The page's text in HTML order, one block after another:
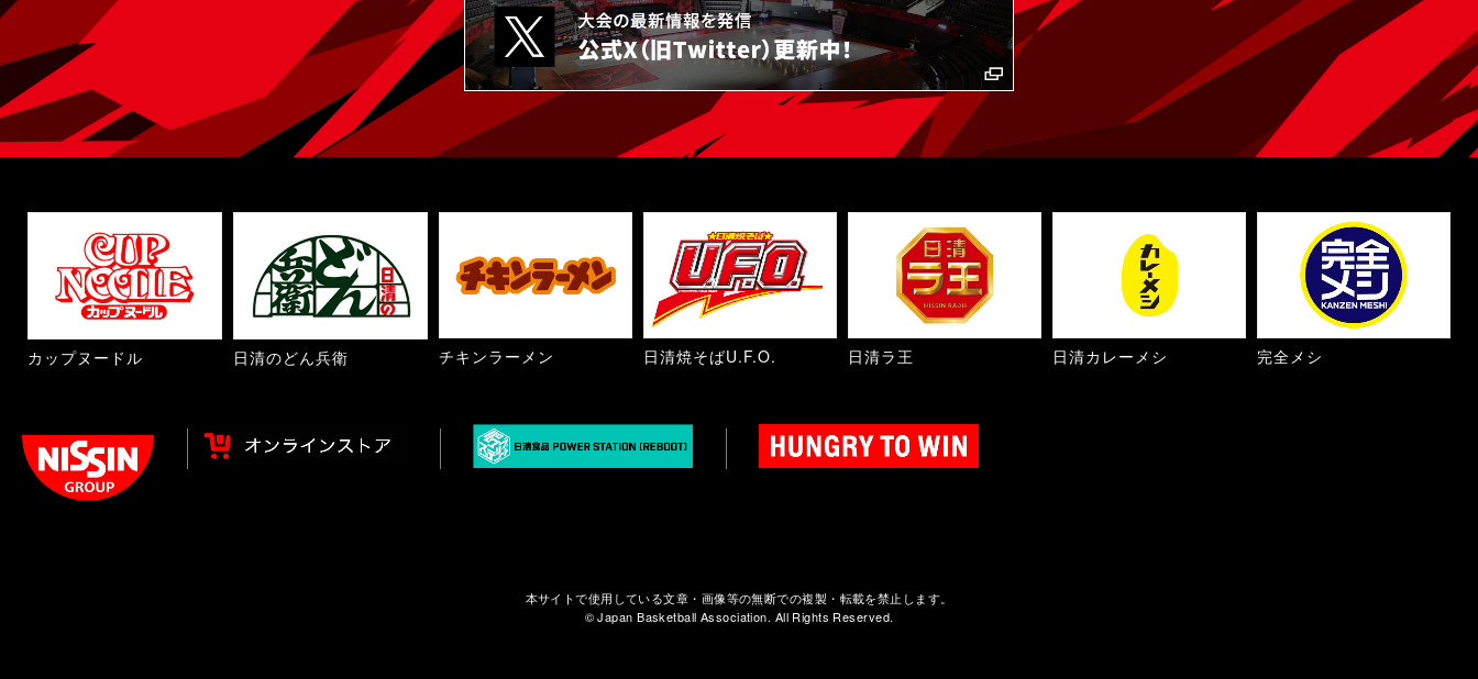
カップヌードル 日清のどん兵衛 チキンラーメン 日清焼そばU.F.O. 日清ラ王 日清カレーメシ 完全メシ
本サイトで使用している文章・画像等の無断での複製・転載を禁止します。
© Japan Basketball Association. All Rights Reserved.